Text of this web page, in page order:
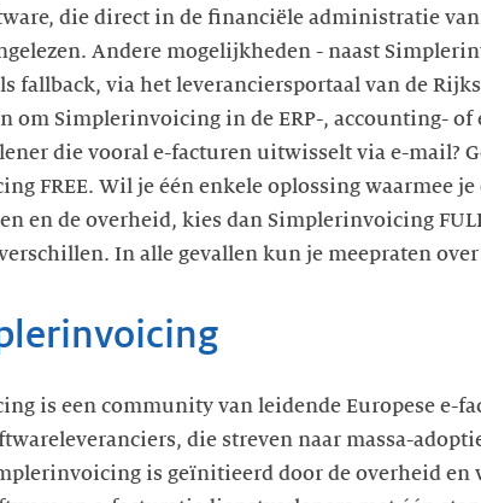
die direct in de financiële administratie
Andere mogelijkheden - naast
fallback, via het leveranciersportaal van de
om Simplerinvoicing in de ERP-, accounting-
die vooral e-facturen uitwisselt via e-mail?
FREE. Wil je één enkele oplossing waarmee
en de overheid, kies dan Simplerinvoicing
In alle gevallen kun je meepraten
is een community van leidende Europese e-
die streven naar massa-
is geïnitieerd door de overheid en